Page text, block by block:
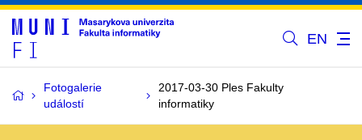
EN
Fotogalerie
událostí
2017-03-30 Ples Fakulty
informatiky